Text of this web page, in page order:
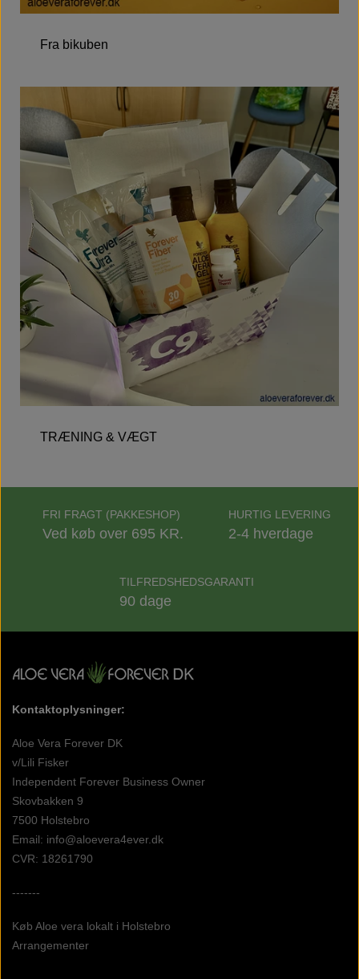
Fra bikuben
TRÆNING & VÆGT
FRI FRAGT (PAKKESHOP)
Ved køb over 695 KR.
HURTIG LEVERING
2-4 hverdage
TILFREDSHEDSGARANTI
90 dage
Kontaktoplysninger:
Aloe Vera Forever DK
v/Lili Fisker
Independent Forever Business Owner
Skovbakken 9
7500 Holstebro
Email: info@aloevera4ever.dk
CVR: 18261790
-------
Køb Aloe vera lokalt i Holstebro
Arrangementer